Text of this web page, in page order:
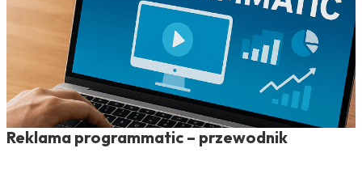
Reklama programmatic – przewodnik